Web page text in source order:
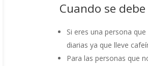
Cuando se
Si eres una persona
diarias ya que lleve
Para las personas que